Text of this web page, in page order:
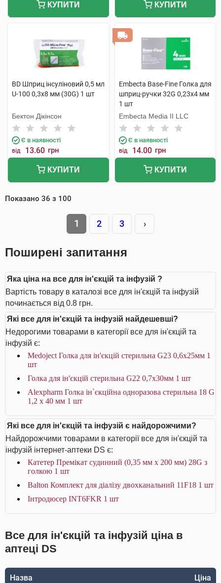
КУПИТИ КУПИТИ
BD Шприц інсуліновий 0,5 мл
U-100 0,3х8 мм (30G) 1 шт
Бектон Дікінсон
Є в наявності
від 13.60 грн
КУПИТИ
Embecta Base-Fine Голка для
шприц-ручки 32G 0,23х4 мм
1 шт
Embecta Media II LLC
Є в наявності
від 14.00 грн
КУПИТИ
Показано 36 з 100
1 2 3 ›
Поширені запитання
Яка ціна на все для ін'єкцій та інфузій ?
Вартість товару в каталозі все для ін'єкцій та інфузій
починається від 0.8 грн.
Які все для ін'єкцій та інфузій найдешевші?
Недорогими товарами в категорії все для ін'єкцій та
інфузій є:
Medoject Голка для ін'єкцій стерильна G23 0,6х25мм 1
шт
Голка для ін'єкцій стерильна G22 0,7х30мм 1 шт
Alexpharm Голка ін`єкційна одноразова стерильна 18 G
1,2 х 40 мм 1 шт
Які все для ін'єкцій та інфузій є найдорожчими?
Найдорожчими товарами в категорії все для ін'єкцій та
інфузій інтернет-аптеки DS є:
Катетер Премікат судинний (0,35 мм х 200 мм) 28G з
голкою 1 шт
Balton Комплект для діалізу двохканальний 11F18 1 шт
Інтродюсер INT6FKR 1 шт
Все для ін'єкцій та інфузій ціна в
аптеці DS
Назва Ціна